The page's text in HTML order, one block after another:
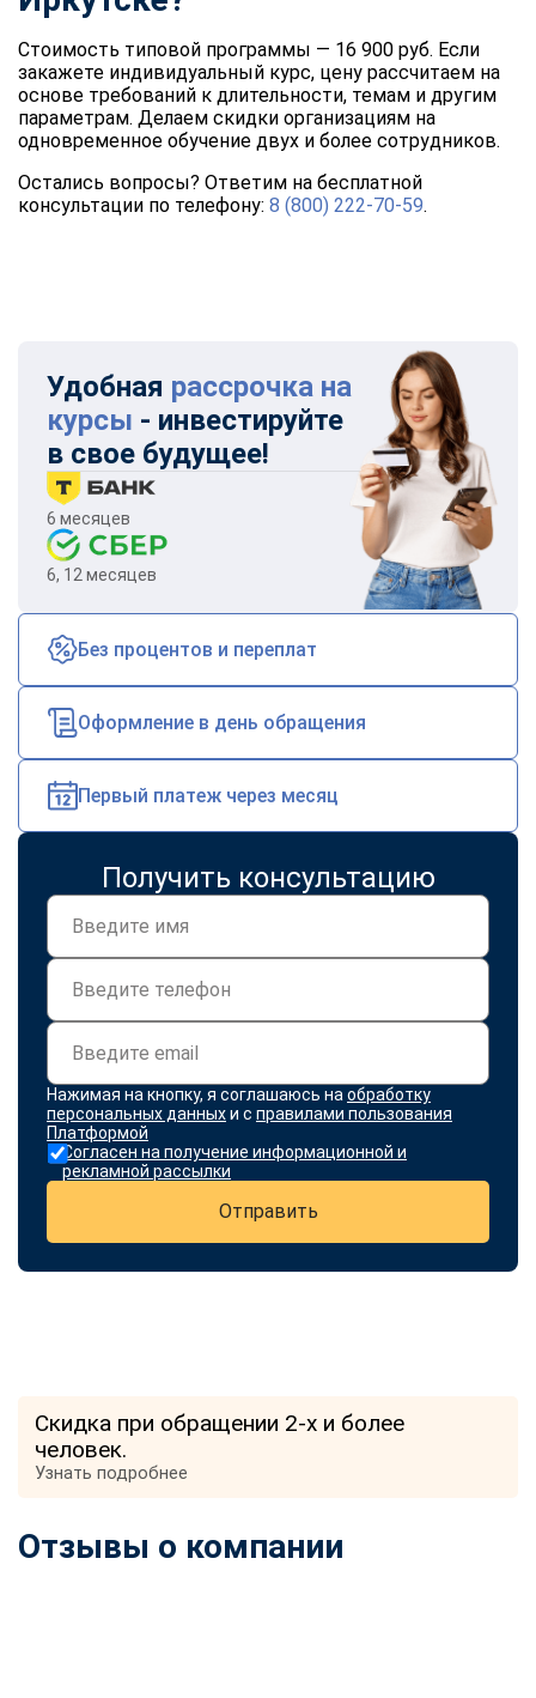
Стоимость типовой программы — 16 900 руб. Если
закажете индивидуальный курс, цену рассчитаем на
основе требований к длительности, темам и другим
параметрам. Делаем скидки организациям на
одновременное обучение двух и более сотрудников.
Остались вопросы? Ответим на бесплатной
консультации по телефону: 8 (800) 222-70-59.
Удобная рассрочка на
курсы - инвестируйте
в свое будущее!
6 месяцев
6, 12 месяцев
Без процентов и переплат
Оформление в день обращения
Первый платеж через месяц
Получить консультацию
Нажимая на кнопку, я соглашаюсь на обработку
персональных данныхи с правилами пользования
Платформой
Согласен на получение информационной и
рекламной рассылки
Отправить
Скидка при обращении 2-х и более
человек.
Узнать подробнее
Отзывы о компании